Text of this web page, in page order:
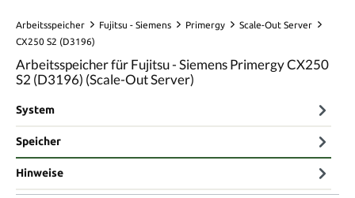
Arbeitsspeicher Fujitsu - Siemens Primergy
Scale-Out Server
CX250 S2 (D3196)
Arbeitsspeicher für Fujitsu - Siemens Primergy CX250
S2 (D3196) (Scale-Out Server)
System
Speicher
Hinweise